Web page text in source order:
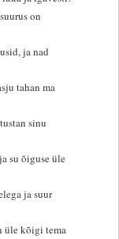
on
ja nad
tahan ma
sinu
su õiguse üle
ja suur
üle kõigi tema